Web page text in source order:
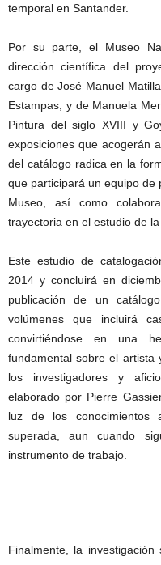
temporal en Santander.
Por su parte, el Museo
dirección científica del
cargo de José Manuel
Estampas, y de Manuela
Pintura del siglo XVIII y
exposiciones que acogerán
del catálogo radica en la
que participará un equipo de
Museo, así como
trayectoria en el estudio de
Este estudio de
2014 y concluirá en
publicación de un
volúmenes que incluirá
convirtiéndose en una
fundamental sobre el artista
los investigadores y
elaborado por Pierre
luz de los conocimientos
superada, aun cuando
instrumento de trabajo.
Finalmente, la